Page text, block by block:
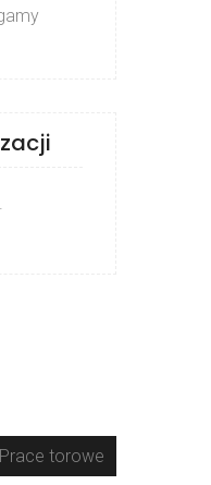
Prace torowe